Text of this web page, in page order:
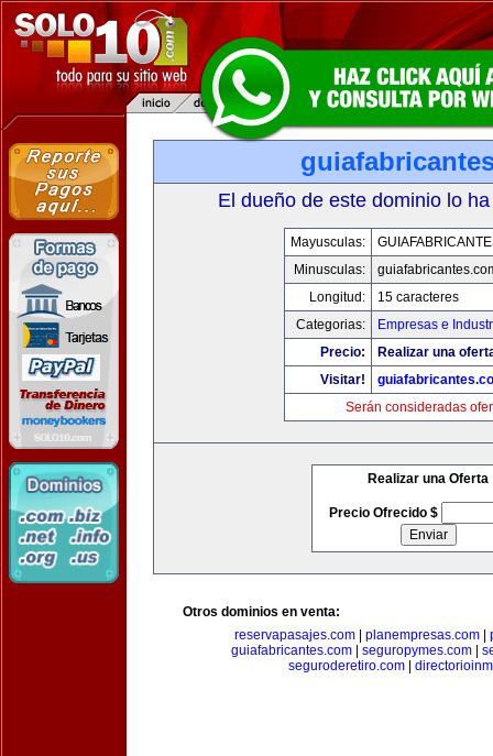
El dueño de este dominio lo
Mayusculas:
Minusculas:
Longitud:
15 caracteres
Categorias:
Empresas e
Precio:
Realizar una
Visitar!
Serán consideradas
Realizar una Oferta
Precio Ofrecido $
Otros dominios en venta:
reservapasajes.com
planempresas.com
guiafabricantes.com| seguropymes.com|
seguroderetiro.com|